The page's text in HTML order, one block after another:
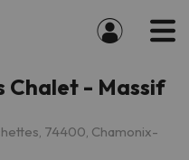
Chalet - Massif
74400, Chamonix-